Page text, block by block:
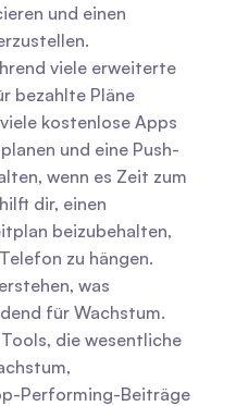
und einen
viele erweiterte
bezahlte Pläne
kostenlose Apps
und eine Push-
wenn es Zeit zum
dir, einen
beizubehalten,
zu hängen.
was
für Wachstum.
die wesentliche
Performing-Beiträge